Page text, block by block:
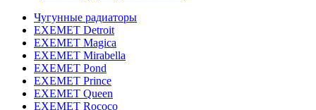
Чугунные радиаторы
EXEMET Detroit
EXEMET Magica
EXEMET Mirabella
EXEMET Pond
EXEMET Prince
EXEMET Queen
EXEMET Rococo